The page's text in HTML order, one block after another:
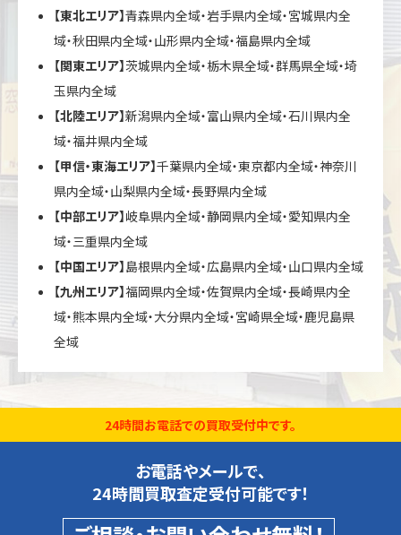
【東北エリア】青森県内全域・岩手県内全域・宮城県内全
域・秋田県内全域・山形県内全域・福島県内全域
【関東エリア】茨城県内全域・栃木県全域・群馬県全域・埼
玉県内全域
【北陸エリア】新潟県内全域・富山県内全域・石川県内全
域・福井県内全域
【甲信・東海エリア】千葉県内全域・東京都内全域・神奈川
県内全域・山梨県内全域・長野県内全域
【中部エリア】岐阜県内全域・静岡県内全域・愛知県内全
域・三重県内全域
【中国エリア】島根県内全域・広島県内全域・山口県内全域
【九州エリア】福岡県内全域・佐賀県内全域・長崎県内全
域・熊本県内全域・大分県内全域・宮崎県全域・鹿児島県
全域
24時間お電話での買取受付中です。
お電話やメールで、
24時間買取査定受付可能です！